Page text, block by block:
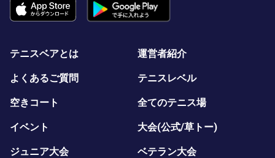
テニスベアとは 運営者紹介
よくあるご質問 テニスレベル
空きコート 全てのテニス場
イベント 大会(公式/草トー)
ジュニア大会 ベテラン大会